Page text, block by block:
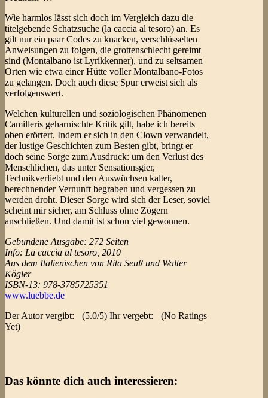
Wie harmlos lässt sich doch im Vergleich dazu die
titelgebende Schatzsuche (la caccia al tesoro) an. Es
gilt nur ein paar Codes zu knacken, verschlüsselten
Anweisungen zu folgen, die grottenschlecht gereimt
sind (Montalbano ist Lyrikkenner), und zu seltsamen
Orten wie etwa einer Hütte voller Montalbano-Fotos
zu gelangen. Doch auch diese Spur erweist sich als
verfolgenswert.
Welchen kulturellen und soziologischen Phänomenen
Camilleris geharnischte Kritik gilt, habe ich bereits
oben erörtert. Indem er sich in den Clown verwandelt,
der lustige Geschichten zum Besten gibt, bringt er
doch seine Sorge zum Ausdruck: um den Verlust des
Menschlichen, das unter Sensationsgier,
Technikverliebt und den Auswüchsen kalter,
berechnender Vernunft begraben und vergessen zu
werden droht. Dieser Sorge wird sich der Leser, soviel
scheint mir sicher, am Schluss ohne Zögern
anschließen. Und damit ist schon viel gewonnen.
Gebundene Ausgabe: 272 Seiten
Info: La caccia al tesoro, 2010
Aus dem Italienischen von Rita Seuß und Walter
Kögler
ISBN-13: 978-3785725351
www.luebbe.de
Der Autor vergibt:
(5.0/5) Ihr vergebt:
(No Ratings
Yet)
Das könnte dich auch interessieren: